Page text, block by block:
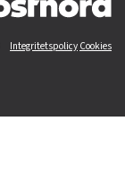
Integritetspolicy Cookies